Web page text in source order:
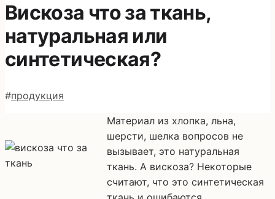
Вискоза что за ткань,
натуральная или
синтетическая?
#продукция
Материал из хлопка, льна,
шерсти, шелка вопросов не
вызывает, это натуральная
ткань. А вискоза? Некоторые
считают, что это синтетическая